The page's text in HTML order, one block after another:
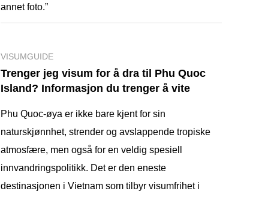
annet foto.”
VISUMGUIDE
Trenger jeg visum for å dra til Phu Quoc
Island? Informasjon du trenger å vite
Phu Quoc-øya er ikke bare kjent for sin
naturskjønnhet, strender og avslappende tropiske
atmosfære, men også for en veldig spesiell
innvandringspolitikk. Det er den eneste
destinasjonen i Vietnam som tilbyr visumfrihet i